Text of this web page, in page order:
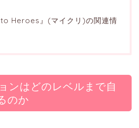
Heroes』(マイクリ)の関連情
ンはどのレベルまで自
のか